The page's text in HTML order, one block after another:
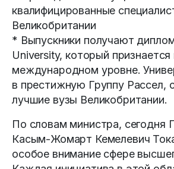
квалифицированные
Великобритании
* Выпускники получают
University, который признается
международном уровне.
в престижную Группу
лучшие вузы Великобритании.
По словам министра, сегодня
Касым-Жомарт Кемелевич
особое внимание сфере